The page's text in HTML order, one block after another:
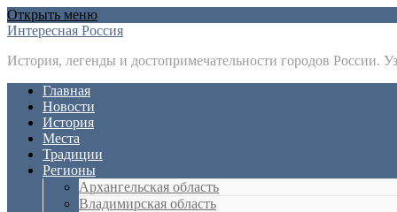
Открыть меню
Интересная Россия
История, легенды и достопримечательности городов России.
Главная
Новости
История
Места
Традиции
Регионы
Архангельская область
Владимирская область